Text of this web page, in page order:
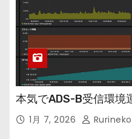
本気でADS-B受信環境
1月 7, 2026 Rurineko